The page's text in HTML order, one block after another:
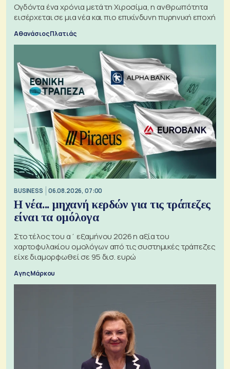
Ογδόντα ένα χρόνια μετά τη Χιροσίμα, η ανθρωπότητα
εισέρχεται σε μια νέα και πιο επικίνδυνη πυρηνική εποχή
Αθανάσιος Πλατιάς
BUSINESS 06.08.2026, 07:00
Η νέα... μηχανή κερδών για τις τράπεζες
είναι τα ομόλογα
Στο τέλος του α΄ εξαμήνου 2026 η αξία του
χαρτοφυλακίου ομολόγων από τις συστημικές τράπεζες
είχε διαμορφωθεί σε 95 δισ. ευρώ
Αγης Μάρκου